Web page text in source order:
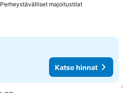
Perheystävälliset majoitustilatKatso
Katso hinnat